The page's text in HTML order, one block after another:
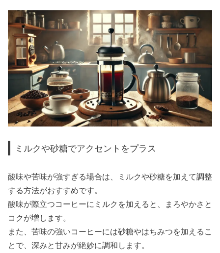
ミルクや砂糖でアクセントをプラス
酸味や苦味が強すぎる場合は、ミルクや砂糖を加えて調整
する方法がおすすめです。
酸味が際立つコーヒーにミルクを加えると、まろやかさと
コクが増します。
また、苦味の強いコーヒーには砂糖やはちみつを加えるこ
とで、深みと甘みが絶妙に調和します。